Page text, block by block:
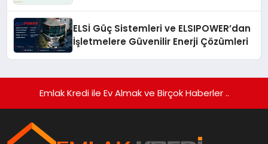
ELSİ Güç Sistemleri ve ELSIPOWER’dan
İşletmelere Güvenilir Enerji Çözümleri
Emlak Kredi ile Ev Almak ve Birçok Haberler ..